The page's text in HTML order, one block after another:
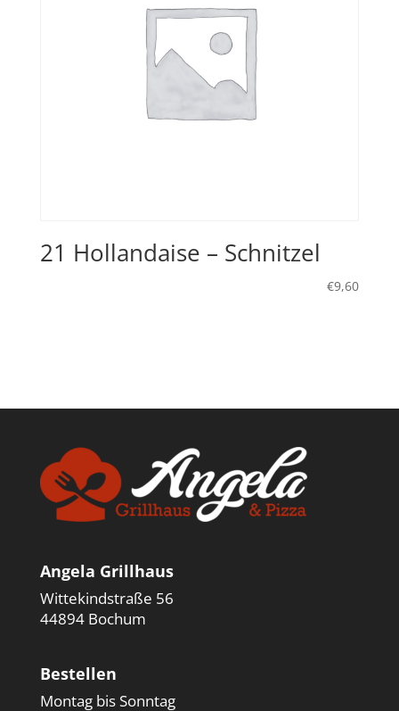
21 Hollandaise – Schnitzel
€9,60
Angela Grillhaus
Wittekindstraße 56
44894 Bochum
Bestellen
Montag bis Sonntag